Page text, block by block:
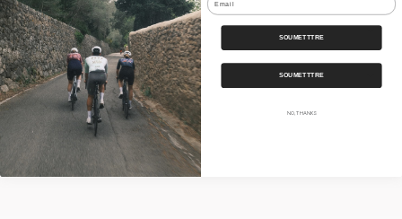
Nos Bundles
Expédition
Partager
SOUMETTTRE
SOUMETTTRE
NO, THANKS